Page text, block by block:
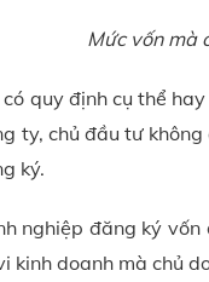
Mức vốn mà
quy định cụ thể
ty, chủ đầu tư
ký.
nghiệp đăng ký
kinh doanh mà chủ